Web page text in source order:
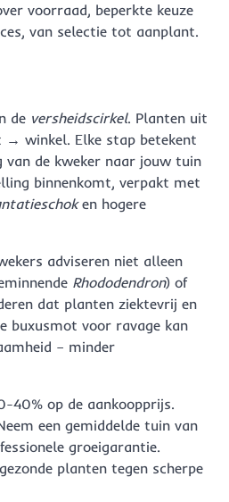
voorraad, beperkte keuze
van selectie tot aanplant.
de versheidscirkel. Planten uit
winkel. Elke stap betekent
de kweker naar jouw tuin
binnenkomt, verpakt met
en hogere
adviseren niet alleen
Rhododendron) of
dat planten ziektevrij en
buxusmot voor ravage kan
– minder
40% op de aankoopprijs.
een gemiddelde tuin van
groeigarantie.
planten tegen scherpe